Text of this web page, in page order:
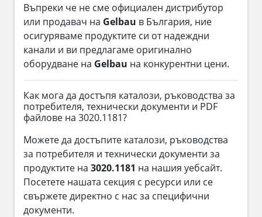
Въпреки че не сме официален дистрибутор
или продавач на Gelbau в България, ние
осигуряваме продуктите си от надеждни
канали и ви предлагаме оригинално
оборудване на Gelbau на конкурентни цени.
Как мога да достъпя каталози, ръководства за
потребителя, технически документи и PDF
файлове на 3020.1181?
Можете да достъпите каталози, ръководства
за потребителя и технически документи за
продуктите на 3020.1181 на нашия уебсайт.
Посетете нашата секция с ресурси или се
свържете директно с нас за специфични
документи.